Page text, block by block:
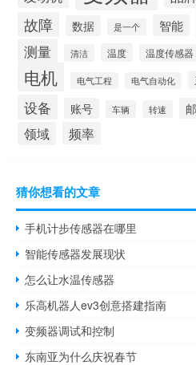
故障 数据 是一个 智能
测量 清洁 温度 温度传感器
电机 电气工程 电气自动化
设备 账号 车辆 转速
领域 频率
猜你想看的文章
手机计步传感器在哪里
智能传感器发展现状
怎么让水温传感器
乐高机器人ev3创意搭建指南
变频器调试和控制
东南亚为什么庆祝春节